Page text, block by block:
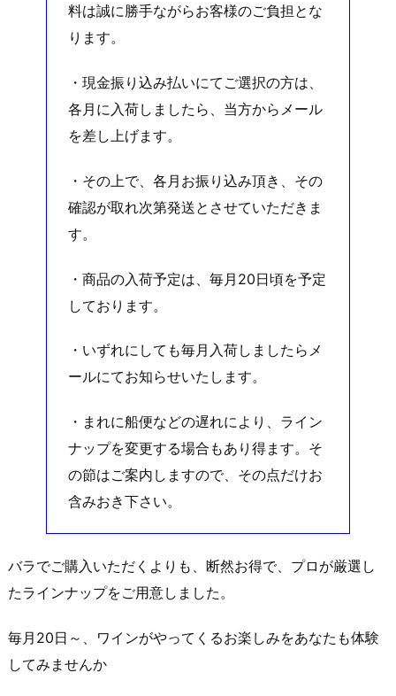
料は誠に勝手ながらお客様のご負担とな
ります。
・現金振り込み払いにてご選択の方は、
各月に入荷しましたら、当方からメール
を差し上げます。
・その上で、各月お振り込み頂き、その
確認が取れ次第発送とさせていただきま
す。
・商品の入荷予定は、毎月20日頃を予定
しております。
・いずれにしても毎月入荷しましたらメ
ールにてお知らせいたします。
・まれに船便などの遅れにより、ライン
ナップを変更する場合もあり得ます。そ
の節はご案内しますので、その点だけお
含みおき下さい。
バラでご購入いただくよりも、断然お得で、プロが厳選し
たラインナップをご用意しました。
毎月20日～、ワインがやってくるお楽しみをあなたも体験
してみませんか